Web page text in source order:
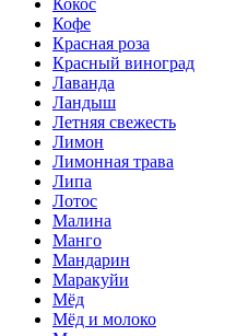
Кокос
Кофе
Красная роза
Красный виноград
Лаванда
Ландыш
Летняя свежесть
Лимон
Лимонная трава
Липа
Лотос
Малина
Манго
Мандарин
Маракуйи
Мёд
Мёд и молоко